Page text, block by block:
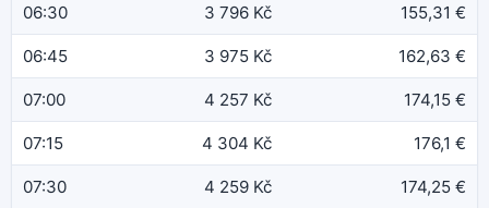
06:30 3 796 Kč 155,31 €
06:45 3 975 Kč 162,63 €
07:00 4 257 Kč 174,15 €
07:15 4 304 Kč 176,1 €
07:30 4 259 Kč 174,25 €